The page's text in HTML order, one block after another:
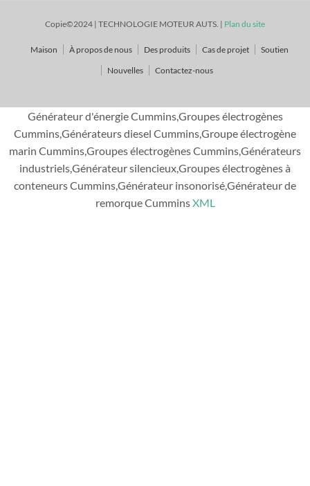
Copie©2024 | TECHNOLOGIE MOTEUR AUTS. | Plan du site
Maison À propos de nous Des produits Cas de projet
Soutien
Nouvelles
Contactez-nous
Générateur d'énergie Cummins,Groupes électrogènes
Cummins,Générateurs diesel Cummins,Groupe électrogène
marin Cummins,Groupes électrogènes Cummins,Générateurs
industriels,Générateur silencieux,Groupes électrogènes à
conteneurs Cummins,Générateur insonorisé,Générateur de
remorque CumminsXML